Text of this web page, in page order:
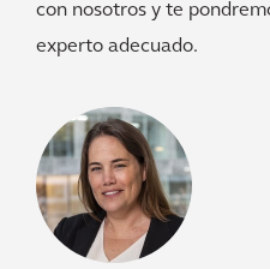
con nosotros y te
experto adecuado.